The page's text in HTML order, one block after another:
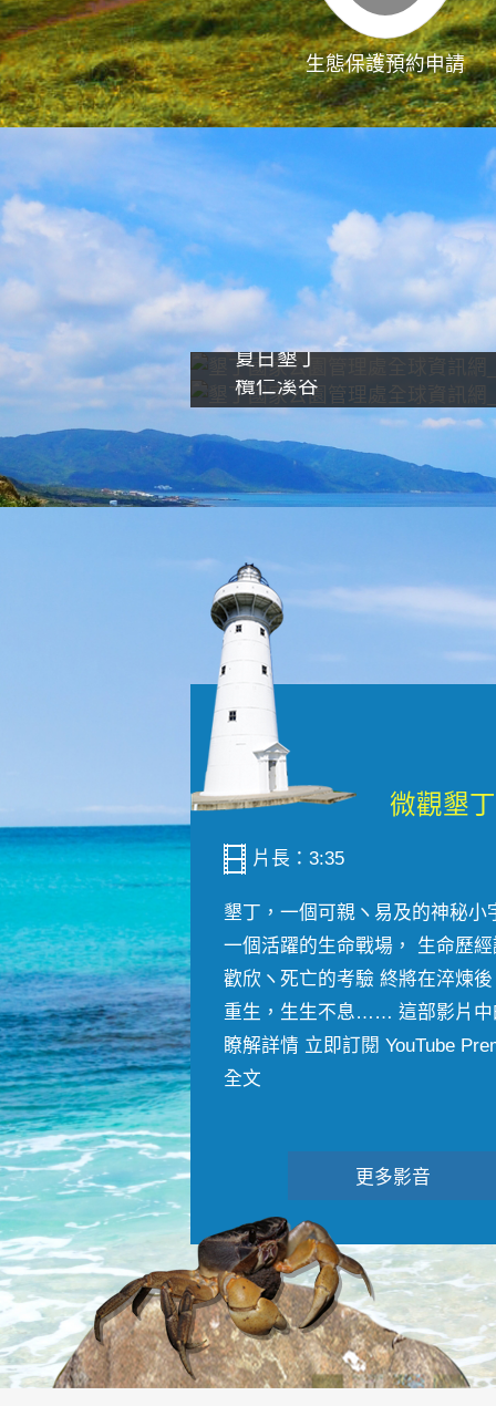
生態保護預約申請
夏日墾丁
欖仁溪谷
片長：3:35
墾丁，一個可親ヽ易及的神秘小
一個活躍的生命戰場， 生命歷
歡欣ヽ死亡的考驗 終將在淬煉
重生，生生不息…… 這部影片中
瞭解詳情 立即訂閱 YouTube
全文
更多影音